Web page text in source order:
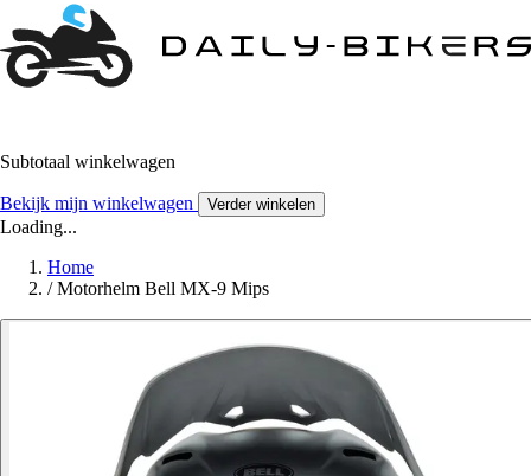
Subtotaal winkelwagen
Bekijk mijn winkelwagen Verder winkelen
Loading...
Home
/ Motorhelm Bell MX-9 Mips